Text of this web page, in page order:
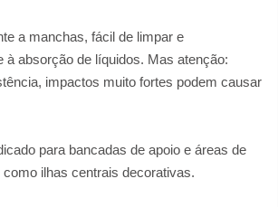
a manchas, fácil de limpar e
à absorção de líquidos. Mas atenção:
impactos muito fortes podem causar
para bancadas de apoio e áreas de
ilhas centrais decorativas.